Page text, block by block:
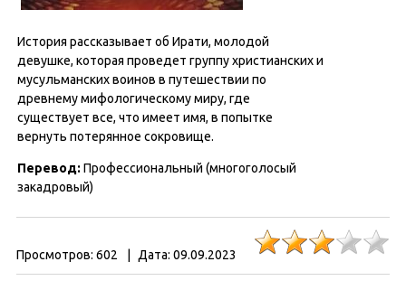
История рассказывает об Ирати, молодой
девушке, которая проведет группу христианских и
мусульманских воинов в путешествии по
древнему мифологическому миру, где
существует все, что имеет имя, в попытке
вернуть потерянное сокровище.
Перевод: Профессиональный (многоголосый
закадровый)
Просмотров: 602 Дата: 09.09.2023